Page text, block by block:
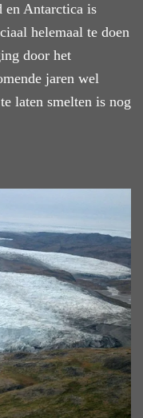
Antarctica is
helemaal te doen
door het
jaren wel
laten smelten is nog